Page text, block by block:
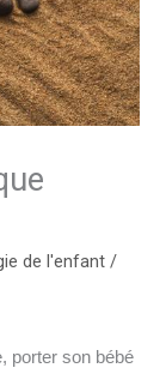
de l'enfant /
porter son bébé